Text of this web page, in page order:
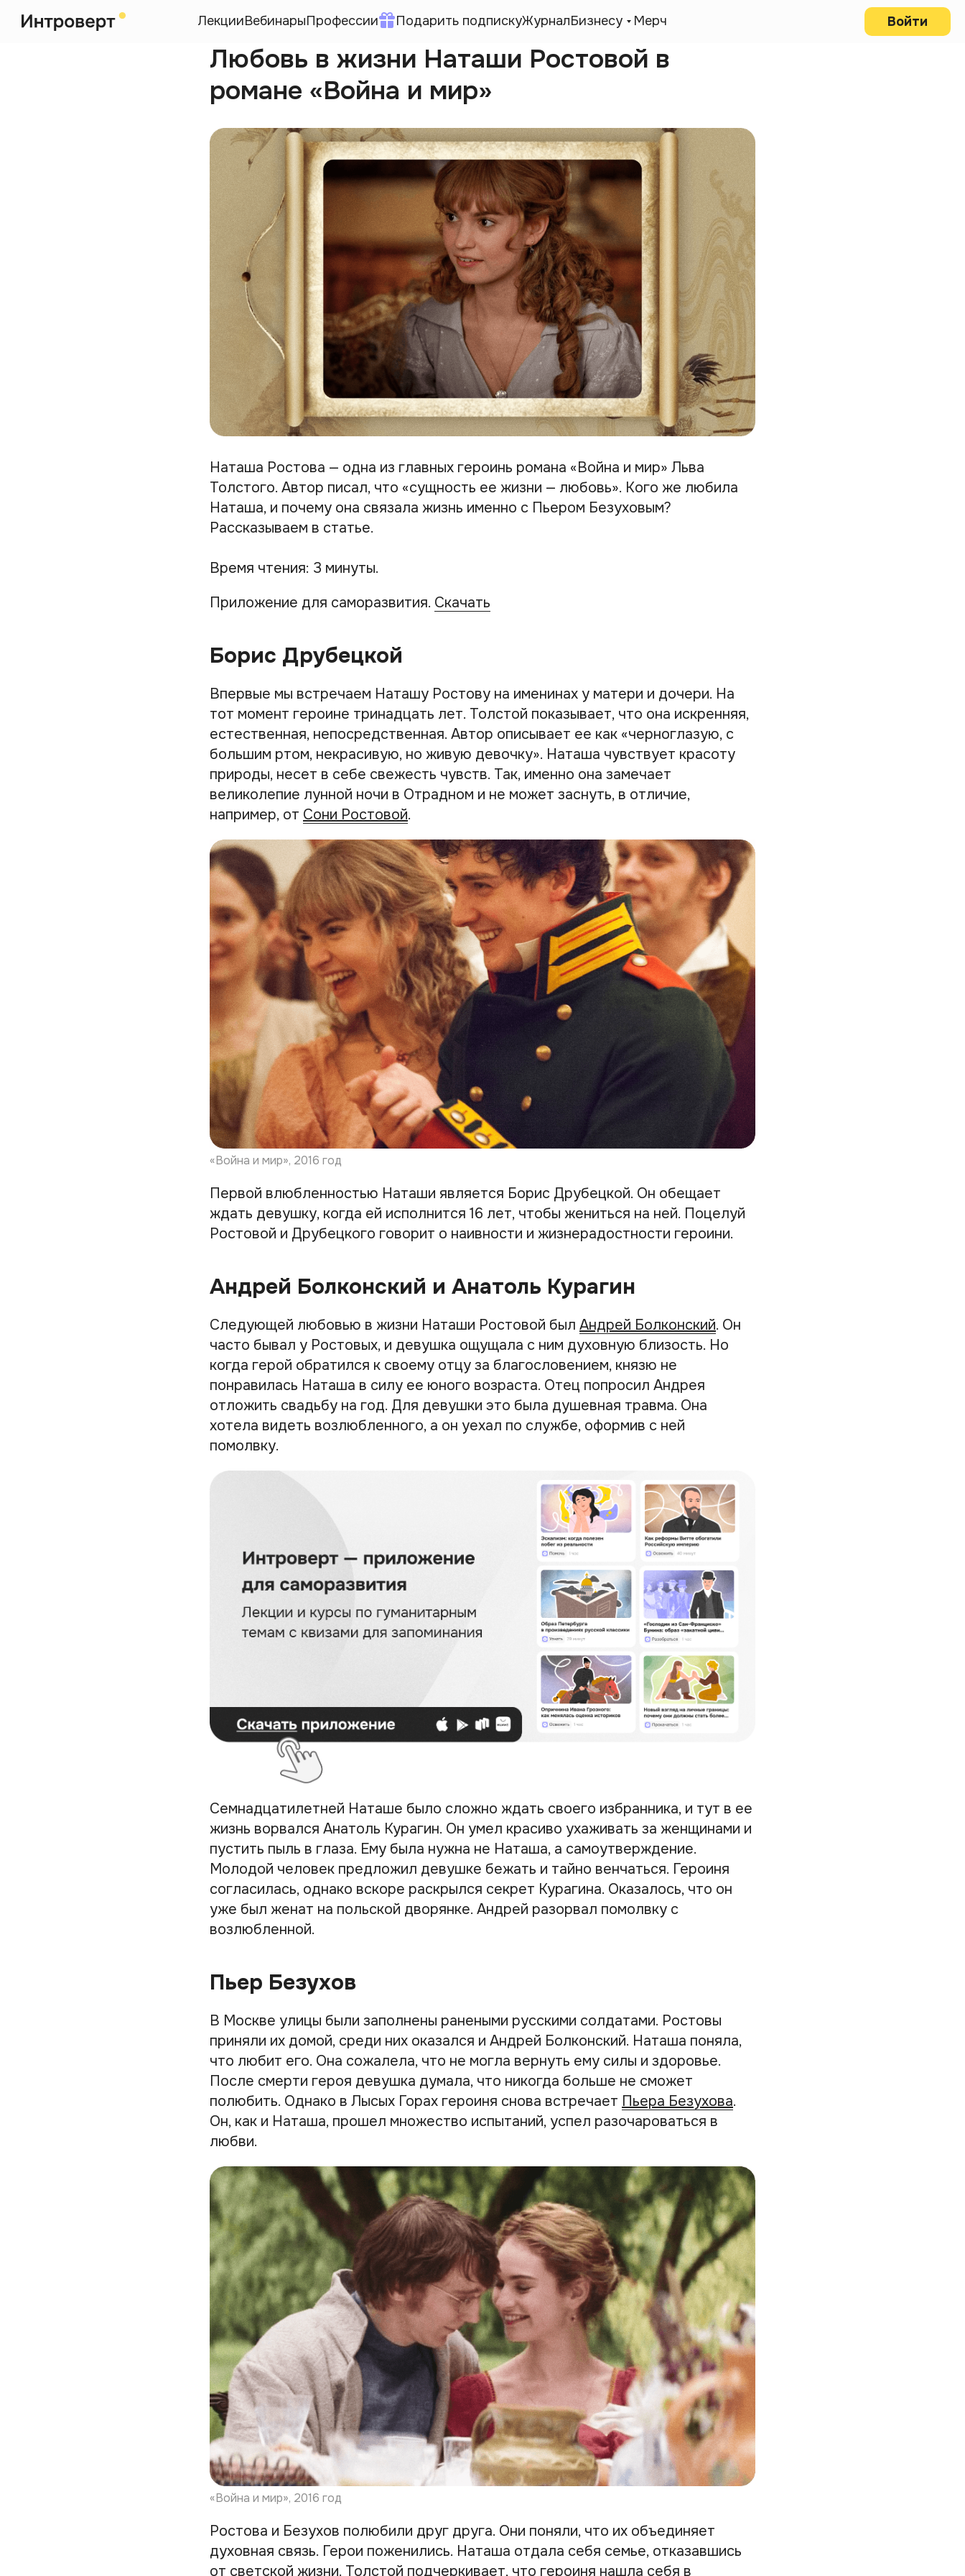
ЛекцииВебинарыПрофессии Подарить подпискуЖурналБизнесу Мерч Войти
Любовь в жизни Наташи Ростовой в
романе «Война и мир»
Наташа Ростова — одна из главных героинь романа «Война и мир» Льва
Толстого. Автор писал, что «сущность ее жизни — любовь». Кого же любила
Наташа, и почему она связала жизнь именно с Пьером Безуховым?
Рассказываем в статье.
Время чтения: 3 минуты.
Приложение для саморазвития. Скачать
Борис Друбецкой
Впервые мы встречаем Наташу Ростову на именинах у матери и дочери. На
тот момент героине тринадцать лет. Толстой показывает, что она искренняя,
естественная, непосредственная. Автор описывает ее как «черноглазую, с
большим ртом, некрасивую, но живую девочку». Наташа чувствует красоту
природы, несет в себе свежесть чувств. Так, именно она замечает
великолепие лунной ночи в Отрадном и не может заснуть, в отличие,
например, от Сони Ростовой.
«Война и мир», 2016 год
Первой влюбленностью Наташи является Борис Друбецкой. Он обещает
ждать девушку, когда ей исполнится 16 лет, чтобы жениться на ней. Поцелуй
Ростовой и Друбецкого говорит о наивности и жизнерадостности героини.
Андрей Болконский и Анатоль Курагин
Следующей любовью в жизни Наташи Ростовой был Андрей Болконский. Он
часто бывал у Ростовых, и девушка ощущала с ним духовную близость. Но
когда герой обратился к своему отцу за благословением, князю не
понравилась Наташа в силу ее юного возраста. Отец попросил Андрея
отложить свадьбу на год. Для девушки это была душевная травма. Она
хотела видеть возлюбленного, а он уехал по службе, оформив с ней
помолвку.
Семнадцатилетней Наташе было сложно ждать своего избранника, и тут в ее
жизнь ворвался Анатоль Курагин. Он умел красиво ухаживать за женщинами и
пустить пыль в глаза. Ему была нужна не Наташа, а самоутверждение.
Молодой человек предложил девушке бежать и тайно венчаться. Героиня
согласилась, однако вскоре раскрылся секрет Курагина. Оказалось, что он
уже был женат на польской дворянке. Андрей разорвал помолвку с
возлюбленной.
Пьер Безухов
В Москве улицы были заполнены ранеными русскими солдатами. Ростовы
приняли их домой, среди них оказался и Андрей Болконский. Наташа поняла,
что любит его. Она сожалела, что не могла вернуть ему силы и здоровье.
После смерти героя девушка думала, что никогда больше не сможет
полюбить. Однако в Лысых Горах героиня снова встречает Пьера Безухова.
Он, как и Наташа, прошел множество испытаний, успел разочароваться в
любви.
«Война и мир», 2016 год
Ростова и Безухов полюбили друг друга. Они поняли, что их объединяет
духовная связь. Герои поженились. Наташа отдала себя семье, отказавшись
от светской жизни. Толстой подчеркивает, что героиня нашла себя в